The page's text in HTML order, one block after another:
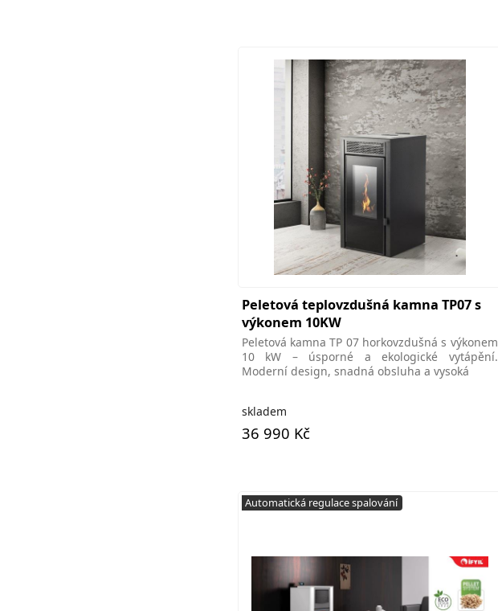
Peletová teplovzdušná kamna TP07 s
výkonem 10KW
Peletová kamna TP 07 horkovzdušná s výkonem
10 kW – úsporné a ekologické vytápění.
Moderní design, snadná obsluha a vysoká
skladem
36 990 Kč
Automatická regulace spalování